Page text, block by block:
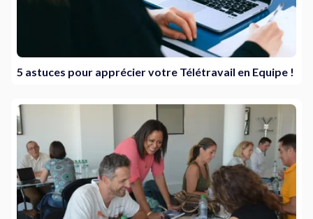
5 astuces pour apprécier votre Télétravail en Equipe !